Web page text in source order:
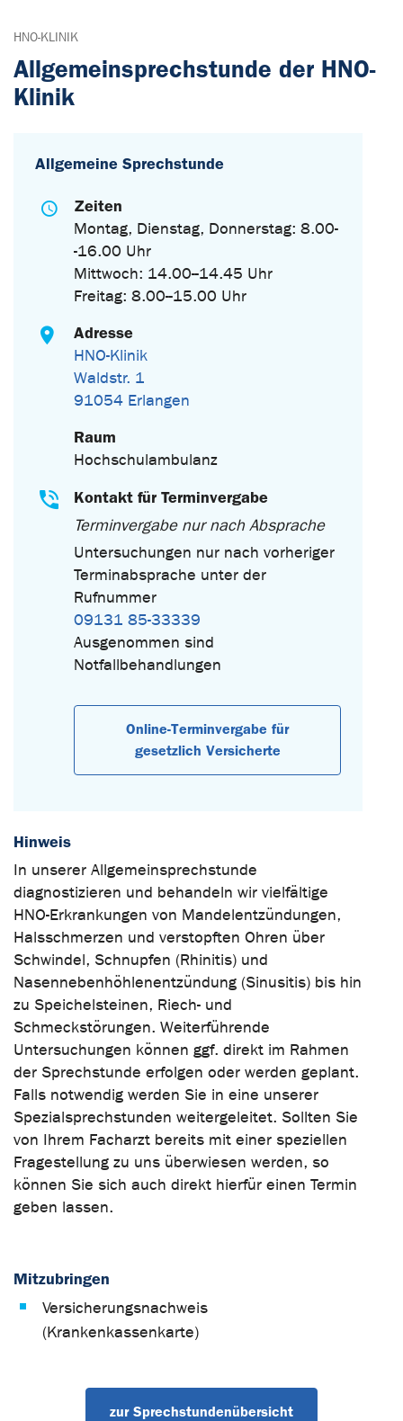
HNO-KLINIK
Allgemeinsprechstunde der HNO-
Klinik
Allgemeine Sprechstunde
Zeiten
Montag, Dienstag, Donnerstag: 8.00-
-16.00 Uhr
Mittwoch: 14.00--14.45 Uhr
Freitag: 8.00--15.00 Uhr
Adresse
HNO-Klinik
Waldstr. 1
91054 Erlangen
Raum
Hochschulambulanz
Kontakt für Terminvergabe
Terminvergabe nur nach Absprache
Untersuchungen nur nach vorheriger
Terminabsprache unter der
Rufnummer
09131 85-33339
Ausgenommen sind
Notfallbehandlungen
Online-Terminvergabe für
gesetzlich Versicherte
Hinweis
In unserer Allgemeinsprechstunde
diagnostizieren und behandeln wir vielfältige
HNO-Erkrankungen von Mandelentzündungen,
Halsschmerzen und verstopften Ohren über
Schwindel, Schnupfen (Rhinitis) und
Nasennebenhöhlenentzündung (Sinusitis) bis hin
zu Speichelsteinen, Riech- und
Schmeckstörungen. Weiterführende
Untersuchungen können ggf. direkt im Rahmen
der Sprechstunde erfolgen oder werden geplant.
Falls notwendig werden Sie in eine unserer
Spezialsprechstunden weitergeleitet. Sollten Sie
von Ihrem Facharzt bereits mit einer speziellen
Fragestellung zu uns überwiesen werden, so
können Sie sich auch direkt hierfür einen Termin
geben lassen.
Mitzubringen
Versicherungsnachweis
(Krankenkassenkarte)
zur Sprechstundenübersicht